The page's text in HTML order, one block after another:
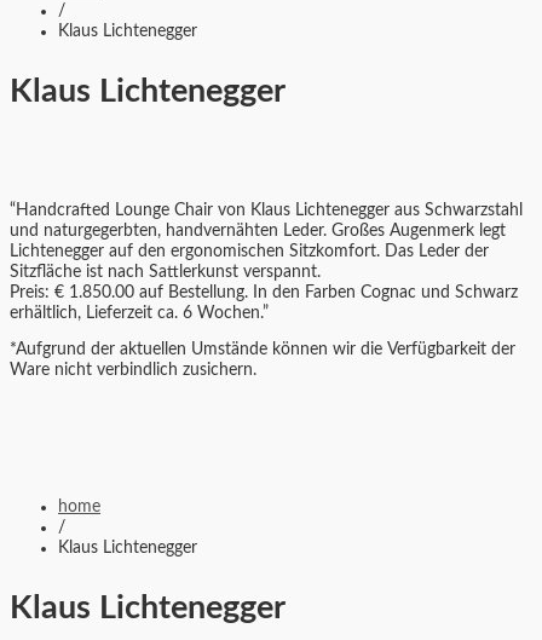
/
Klaus Lichtenegger
Klaus Lichtenegger
“Handcrafted Lounge Chair von Klaus Lichtenegger aus Schwarzstahl
und naturgegerbten, handvernähten Leder. Großes Augenmerk legt
Lichtenegger auf den ergonomischen Sitzkomfort. Das Leder der
Sitzfläche ist nach Sattlerkunst verspannt.
Preis: € 1.850.00 auf Bestellung. In den Farben Cognac und Schwarz
erhältlich, Lieferzeit ca. 6 Wochen.”
*Aufgrund der aktuellen Umstände können wir die Verfügbarkeit der
Ware nicht verbindlich zusichern.
home
/
Klaus Lichtenegger
Klaus Lichtenegger